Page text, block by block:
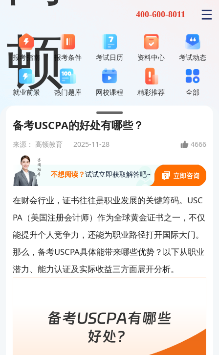
400-600-8011
报考指南 报考条件 考试日历 资料中心 考试动态
就业前景 热门题库 网校课程 精彩推荐 全部
备考USCPA的好处有哪些？
来源： 高顿教育 2025-11-28 4666
不想阅读？试试立即获取解答吧~
在财会行业，证书往往是职业发展的关键筹码。USC
PA（美国注册会计师）作为全球黄金证书之一，不仅
能提升个人竞争力，还能为职业路径打开国际大门。
那么，备考USCPA具体能带来哪些优势？以下从职业
潜力、能力认证及实际收益三方面展开分析。